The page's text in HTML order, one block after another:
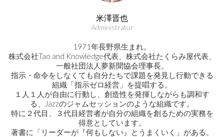
米澤晋也
Administrator
1971年長野県生まれ。
株式会社Tao and Knowledge代表、株式会社たくらみ屋代表、
一般社団法人夢新聞協会理事長。
指示・命令をしなくても自分たちで課題を発見し行動できる
組織「指示ゼロ経営」を提唱する。
１人１人が自由に行動し、創造性を発揮しながらも調和す
る、Jazzのジャムセッションのような組織です。
特に２代目、３代目経営者が自分の組織を創るための実務を
得意としています。
著書に「リーダーが『何もしない』とうまくいく」がある。